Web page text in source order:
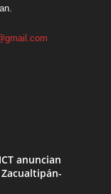
anuncian